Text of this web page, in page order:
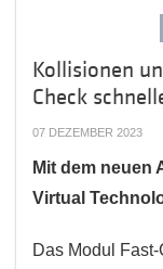
Kollisionen
Check
07 DEZEMBER 2023
Mit dem neuen
Virtual
Das Modul